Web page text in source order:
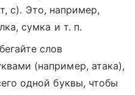
с). Это, например,
сумка и т. п.
слов
(например, атака),
одной буквы, чтобы